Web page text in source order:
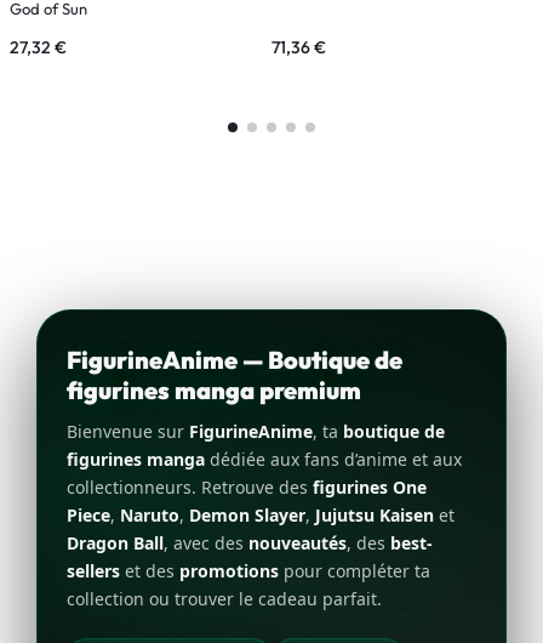
God of Sun
27,32 € 71,36€
FigurineAnime — Boutique de
figurines manga premium
Bienvenue sur FigurineAnime, ta boutique de
figurines manga dédiée aux fans d’anime et aux
collectionneurs. Retrouve des figurines One
Piece, Naruto, Demon Slayer, Jujutsu Kaisen et
Dragon Ball, avec des nouveautés, des best-
sellers et des promotions pour compléter ta
collection ou trouver le cadeau parfait.